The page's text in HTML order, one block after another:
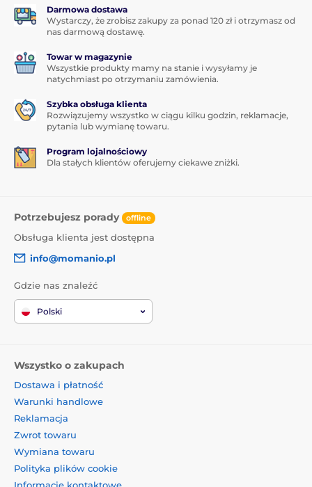
Darmowa dostawa
Wystarczy, że zrobisz zakupy za ponad 120 zł i otrzymasz od
nas darmową dostawę.
Towar w magazynie
Wszystkie produkty mamy na stanie i wysyłamy je
natychmiast po otrzymaniu zamówienia.
Szybka obsługa klienta
Rozwiązujemy wszystko w ciągu kilku godzin, reklamacje,
pytania lub wymianę towaru.
Program lojalnościowy
Dla stałych klientów oferujemy ciekawe zniżki.
Potrzebujesz porady offline
Obsługa klienta jest dostępna
info@momanio.pl
Gdzie nas znaleźć
Polski
Wszystko o zakupach
Dostawa i płatność
Warunki handlowe
Reklamacja
Zwrot towaru
Wymiana towaru
Polityka plików cookie